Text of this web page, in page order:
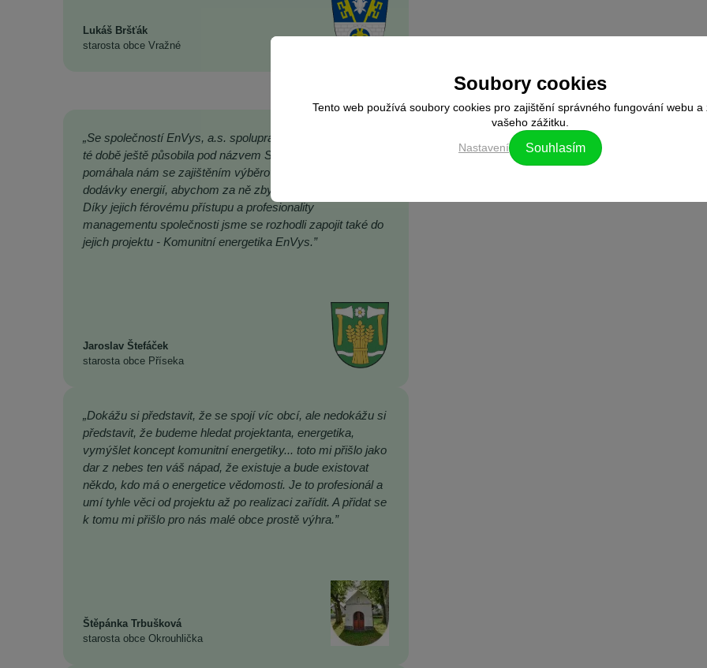
Lukáš Bršťák
starosta obce Vražné
„Se společností EnVys, a.s. spolupracujeme již řadu let. V
té době ještě působila pod názvem SFORP s.r.o. a
pomáhala nám se zajištěním výběrových řízení na
dodávky energií, abychom za ně zbytečně nepřepláceli.
Díky jejich férovému přístupu a profesionality
managementu společnosti jsme se rozhodli zapojit také do
jejich projektu - Komunitní energetika EnVys.”
Jaroslav Štefáček
starosta obce Příseka
„Dokážu si představit, že se spojí víc obcí, ale nedokážu si
představit, že budeme hledat projektanta, energetika,
vymýšlet koncept komunitní energetiky... toto mi přišlo jako
dar z nebes ten váš nápad, že existuje a bude existovat
někdo, kdo má o energetice vědomosti. Je to profesionál a
umí tyhle věci od projektu až po realizaci zařídit. A přidat se
k tomu mi přišlo pro nás malé obce prostě výhra.”
Štěpánka Trbušková
starosta obce Okrouhlička
Soubory cookies
Tento web používá soubory cookies pro zajištění správného fungování webu a
vašeho zážitku.
Nastavení Souhlasím